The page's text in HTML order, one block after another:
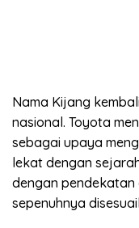
Nama Kijang
nasional. Toyota
sebagai upaya
lekat dengan
dengan
sepenuhnya